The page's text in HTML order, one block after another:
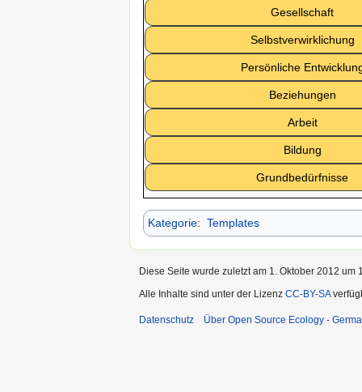
Gesellschaft
Selbstverwirklichung
Persönliche
Beziehungen
Arbeit
Bildung
Grundbedürfnisse
Kategorie: Templates
Diese Seite wurde zuletzt am 1. Oktober 2012 um
Alle Inhalte sind unter der Lizenz CC-BY-SA
Datenschutz Über Open Source Ecology -